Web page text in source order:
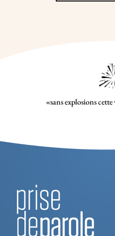
«sans explosions
Robert